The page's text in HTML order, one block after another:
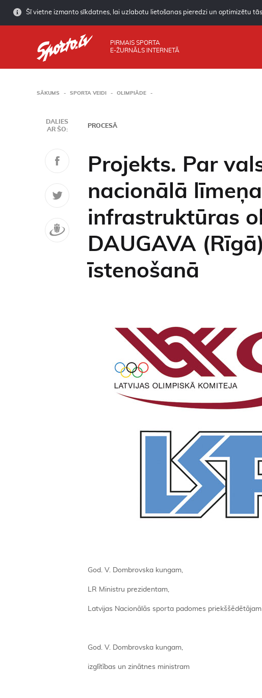
Šī vietne izmanto sīkdatnes, lai uzlabotu lietošanas pieredzi un optimizētu
PIRMAIS SPORTA
E-ŽURNĀLS INTERNETĀ
SĀKUMS SPORTA VEIDI OLIMPIĀDE
DALIES
AR ŠO:
PROCESĀ
Projekts. Par
nacionālā
infrastruktūras
DAUGAVA
īstenošanā
God. V. Dombrovska kungam,
LR Ministru prezidentam,
Latvijas Nacionālās sporta padomes priekššēdētājam
God. V. Dombrovska kungam,
izglītības un zinātnes ministram